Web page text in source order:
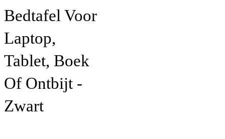
Bedtafel Voor
Laptop,
Tablet, Boek
Of Ontbijt -
Zwart